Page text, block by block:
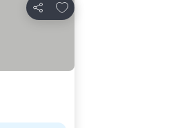
Dela
Lägg till i Mina Favoriter